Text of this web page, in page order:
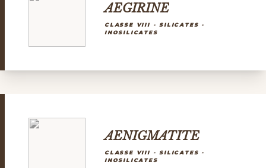
AEGIRINE
CLASSE VIII - SILICATES -
INOSILICATES
AENIGMATITE
CLASSE VIII - SILICATES -
INOSILICATES